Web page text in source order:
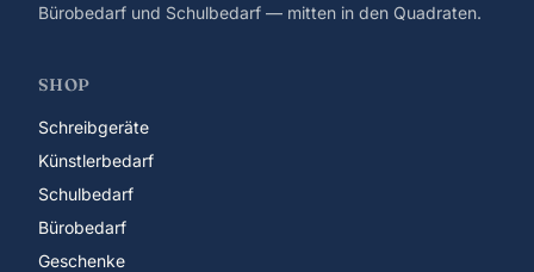
Bürobedarf und Schulbedarf — mitten in den Quadraten.
SHOP
Schreibgeräte
Künstlerbedarf
Schulbedarf
Bürobedarf
Geschenke